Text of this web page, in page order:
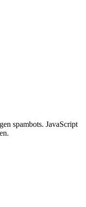
spambots. JavaScript